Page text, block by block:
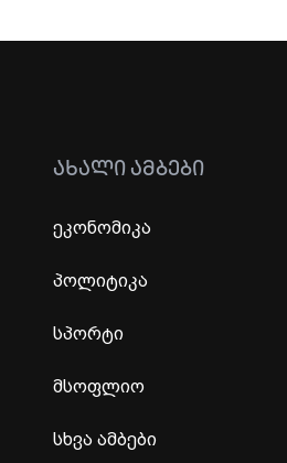
ᲐᲮᲐᲚᲘ ᲐᲛᲑᲔᲑᲘ
ეკონომიკა
პოლიტიკა
სპორტი
მსოფლიო
სხვა ამბები